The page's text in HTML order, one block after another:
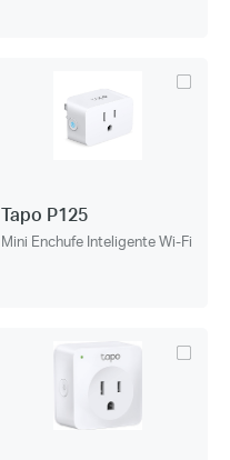
Tapo P125
Mini Enchufe Inteligente Wi-Fi